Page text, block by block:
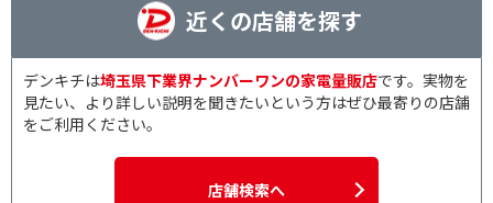
近くの店舗を探す
デンキチは埼玉県下業界ナンバーワンの家電量販店です。実物を
見たい、より詳しい説明を聞きたいという方はぜひ最寄りの店舗
をご利用ください。
店舗検索へ